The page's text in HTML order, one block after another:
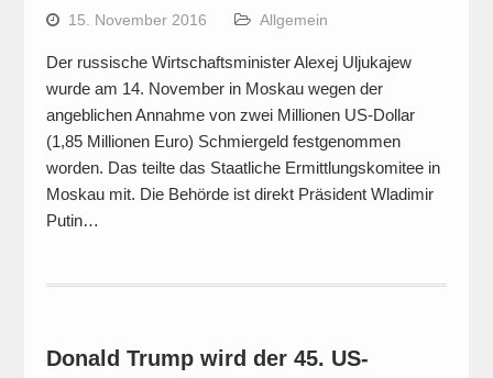
15. November 2016 Allgemein
Der russische Wirtschaftsminister Alexej Uljukajew
wurde am 14. November in Moskau wegen der
angeblichen Annahme von zwei Millionen US-Dollar
(1,85 Millionen Euro) Schmiergeld festgenommen
worden. Das teilte das Staatliche Ermittlungskomitee in
Moskau mit. Die Behörde ist direkt Präsident Wladimir
Putin…
Donald Trump wird der 45. US-